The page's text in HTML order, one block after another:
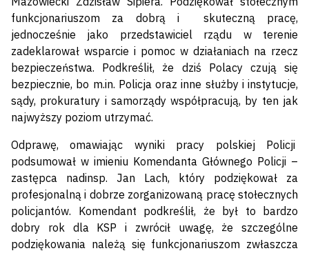
funkcjonariuszom za dobrą i skuteczną pracę,
jednocześnie jako przedstawiciel rządu w terenie
zadeklarował wsparcie i pomoc w działaniach na rzecz
bezpieczeństwa. Podkreślił, że dziś Polacy czują się
bezpiecznie, bo m.in. Policja oraz inne służby i instytucje,
sądy, prokuratury i samorządy współpracują, by ten jak
najwyższy poziom utrzymać.
Odprawę, omawiając wyniki pracy polskiej Policji
podsumował w imieniu Komendanta Głównego Policji –
zastępca nadinsp. Jan Lach, który podziękował za
profesjonalną i dobrze zorganizowaną pracę stołecznych
policjantów. Komendant podkreślił, że był to bardzo
dobry rok dla KSP i zwrócił uwagę, że szczególne
podziękowania należą się funkcjonariuszom zwłaszcza